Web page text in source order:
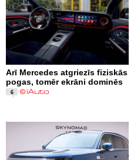
Arī Mercedes atgriezīs fiziskās
pogas, tomēr ekrāni dominēs
6